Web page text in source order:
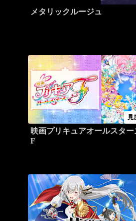
メタリックルージュ
見
映画プリキュアオールスター
F